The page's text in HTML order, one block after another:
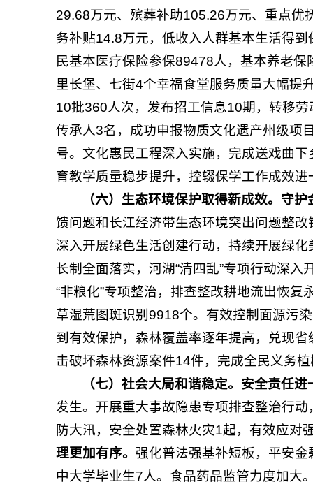
29.68万元、殡葬补助105.26万元、重点优
务补贴14.8万元，低收入人群基本生活得
民基本医疗保险参保89478人，基本养老
里长堡、七街4个幸福食堂服务质量大幅提
10批360人次，发布招工信息10期，转移
传承人3名，成功申报物质文化遗产州级项
号。文化惠民工程深入实施，完成送戏曲
育教学质量稳步提升，控辍保学工作成效
（六） 生态环境保护取得新成效。 守护
馈问题和长江经济带生态环境突出问题整
深入开展绿色生活创建行动，持续开展绿
长制全面落实，河湖“清四乱”专项行动深
“非粮化”专项整治，排查整改耕地流出恢
草湿荒图斑识别9918个。有效控制面源污
到有效保护，森林覆盖率逐年提高，兑现
击破坏森林资源案件14件，完成全民义务
（七）社会大局和谐稳定。 安全责任进
发生。开展重大事故隐患专项排查整治行动
防大汛，安全处置森林火灾1起，有效应对
理更加有序。 强化普法强基补短板，平安
中大学毕业生7人。食品药品监管力度加大